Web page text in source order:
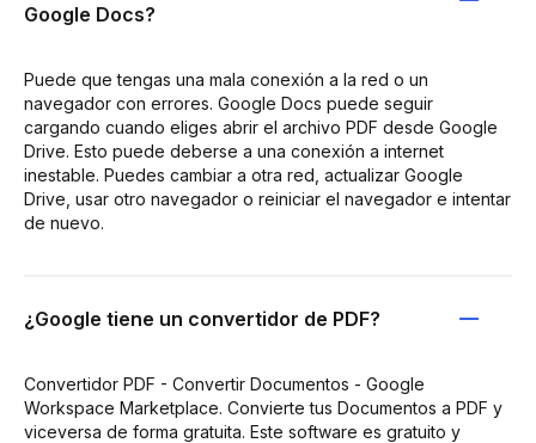
Google Docs?
Puede que tengas una mala conexión a la red o un
navegador con errores. Google Docs puede seguir
cargando cuando eliges abrir el archivo PDF desde Google
Drive. Esto puede deberse a una conexión a internet
inestable. Puedes cambiar a otra red, actualizar Google
Drive, usar otro navegador o reiniciar el navegador e intentar
de nuevo.
¿Google tiene un convertidor de PDF?
Convertidor PDF - Convertir Documentos - Google
Workspace Marketplace. Convierte tus Documentos a PDF y
viceversa de forma gratuita. Este software es gratuito y